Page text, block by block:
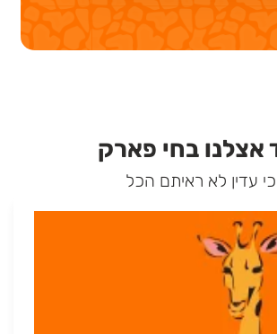
אצלנו בחי פארק
עדין לא ראיתם הכל